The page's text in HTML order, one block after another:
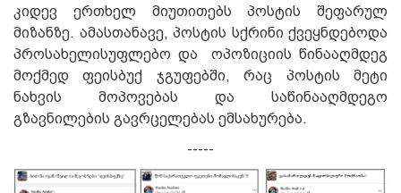
კიდევ ერთხელ მიუთითებს პოსტის შეფარულ
მიზანზე. ამასთანავე, პოსტის სქრინი ქვეყნდებოდა
პროსახელისუფლებო და
ოპოზიციის წინააღმდეგ
მოქმედ ფეისბუქ ჯგუფებში, რაც პოსტის მეტი
ნახვის მოპოვებას და საწინააღმდეგო
გზავნილების გავრცელებას ემსახურება.
-----